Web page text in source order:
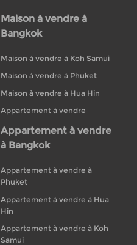
Maison à vendre à
Bangkok
Maison à vendre à Koh Samui
Maison à vendre à Phuket
Maison à vendre à Hua Hin
Appartement à vendre
Appartement à vendre
à Bangkok
Appartement à vendre à
Phuket
Appartement à vendre à Hua
Hin
Appartement à vendre à Koh
Samui